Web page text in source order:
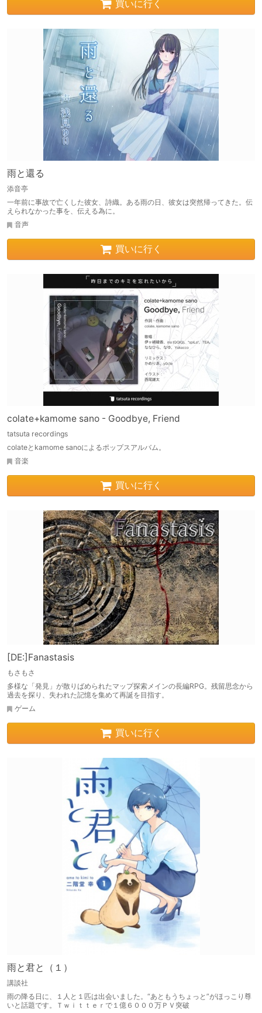
買いに行く
雨と還る
添音亭
一年前に事故で亡くした彼女、詩織。ある雨の日、彼女は突然帰ってきた。伝
えられなかった事を、伝える為に。
音声
買いに行く
colate+kamome sano - Goodbye, Friend
tatsuta recordings
colateとkamome sanoによるポップスアルバム。
音楽
買いに行く
[DE:]Fanastasis
もさもさ
多様な「発見」が散りばめられたマップ探索メインの長編RPG。残留思念から
過去を探り、失われた記憶を集めて再誕を目指す。
ゲーム
買いに行く
雨と君と（１）
講談社
雨の降る日に、１人と１匹は出会いました。“あともうちょっと”がほっこり尊
いと話題です。Ｔｗｉｔｔｅｒで１億６０００万ＰＶ突破